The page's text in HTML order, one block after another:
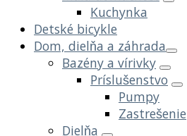
Kuchynka
Detské bicykle
Dom, dielňa a záhrada
Bazény a vírivky
Príslušenstvo
Pumpy
Zastrešenie
Dielňa